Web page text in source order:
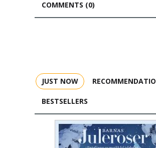
COMMENTS (0)
JUST NOW
BESTSELLERS